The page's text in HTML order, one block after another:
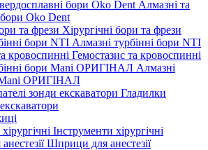
Алмазні та
Oko Dent
Хірургічні бори та фрези
Алмазні турбінні бори NTI
Гемостазис та кровоспинні
Алмазні
Mani ОРИГІНАЛ
Гладилки
Інструменти хірургічні
Шприци для анестезії